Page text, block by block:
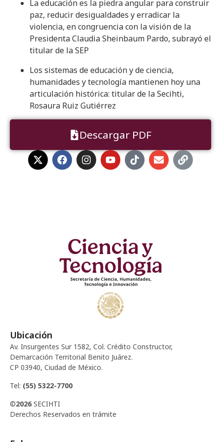
La educación es la piedra angular para construir
paz, reducir desigualdades y erradicar la
violencia, en congruencia con la visión de la
Presidenta Claudia Sheinbaum Pardo, subrayó el
titular de la SEP
Los sistemas de educación y de ciencia,
humanidades y tecnología mantienen hoy una
articulación histórica: titular de la Secihti,
Rosaura Ruiz Gutiérrez
Descargar PDF
Ubicación
Av. Insurgentes Sur 1582, Col. Crédito Constructor,
Demarcación Territorial Benito Juárez.
CP 03940, Ciudad de México.
Tel: (55) 5322-7700
©2026 SECIHTI
Derechos Reservados en trámite